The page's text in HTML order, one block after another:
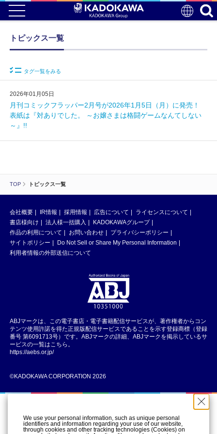
TOP トピックス一覧
トピックス一覧
タグ一覧をみる
2026年01月05日
月刊コミックフラッパー2月号が2026年1月5日（月）に発売！
表紙は『対ありでした。 ～お嬢さまは格闘ゲームなんてしない
～』!!
会社概要 IR情報 採用情報 広告について
ライセンスについて
書店様向け
法人様一括購入
KADOKAWAグループ
作品の利用について
お問い合わせ
プライバシーポリシー
サイトポリシー
Do Not Sell or Share My Personal Information
利用者情報の外部送信について
ABJマークは、この電子書店・電子書籍配信サービスが、著作権者からコン
テンツ使用許諾を得た正規版配信サービスであることを示す登録商標（登録
番号 第6091713号）です。ABJマークの詳細、ABJマークを掲示しているサ
ービスの一覧はこちら。
https://aebs.or.jp/
©KADOKAWA CORPORATION 2026
We use your personal information, such as unique personal
identifiers and information regarding your use of our website,
through cookies and other tracking technologies (Cookies) on